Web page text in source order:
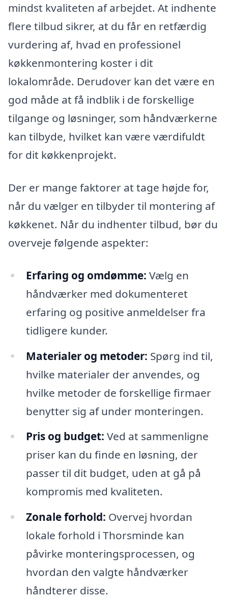
mindst kvaliteten af arbejdet. At indhente
flere tilbud sikrer, at du får en retfærdig
vurdering af, hvad en professionel
køkkenmontering koster i dit
lokalområde. Derudover kan det være en
god måde at få indblik i de forskellige
tilgange og løsninger, som håndværkerne
kan tilbyde, hvilket kan være værdifuldt
for dit køkkenprojekt.
Der er mange faktorer at tage højde for,
når du vælger en tilbyder til montering af
køkkenet. Når du indhenter tilbud, bør du
overveje følgende aspekter:
Erfaring og omdømme: Vælg en
håndværker med dokumenteret
erfaring og positive anmeldelser fra
tidligere kunder.
Materialer og metoder: Spørg ind til,
hvilke materialer der anvendes, og
hvilke metoder de forskellige firmaer
benytter sig af under monteringen.
Pris og budget: Ved at sammenligne
priser kan du finde en løsning, der
passer til dit budget, uden at gå på
kompromis med kvaliteten.
Zonale forhold: Overvej hvordan
lokale forhold i Thorsminde kan
påvirke monteringsprocessen, og
hvordan den valgte håndværker
håndterer disse.